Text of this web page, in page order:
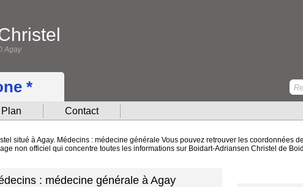
Agay
*
Plan Contact
situé à Agay. Médecins : médecine générale Vous pouvez retrouver les coordonnées
non officiel qui concentre toutes les informations sur Boidart-Adriansen Christel de
: médecine générale à Agay